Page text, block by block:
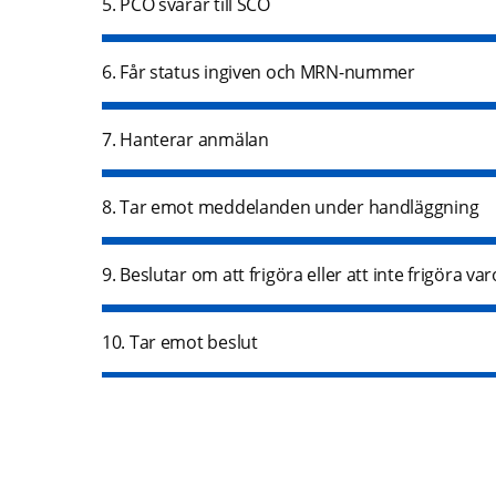
6. Får status ingiven och MRN-nummer
7. Hanterar anmälan
8. Tar emot meddelanden under handläggning
9. Beslutar om att frigöra eller att inte frigöra
10. Tar emot beslut